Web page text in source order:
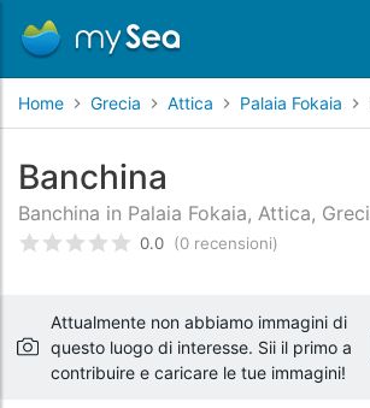
Home Grecia Attica Palaia Fokaia
Banchina
Banchina in Palaia Fokaia, Attica,
Valutato0/5 basata su
0.0 (0 recensioni)
Attualmente non abbiamo immagini di
questo luogo di interesse. Sii il primo a
contribuire e caricare le tue immagini!